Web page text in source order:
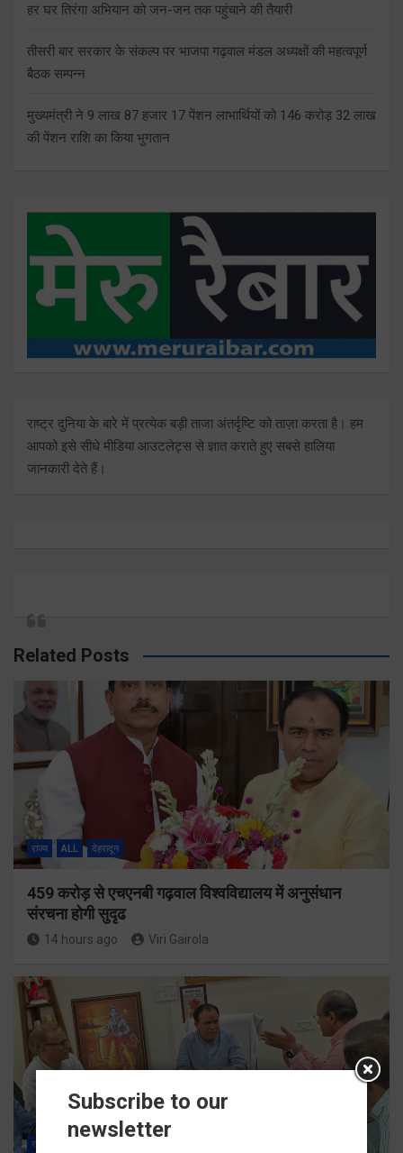
हर घर तिरंगा अभियान को जन-जन तक पहुंचाने की तैयारी
तीसरी बार सरकार के संकल्प पर भाजपा गढ़वाल मंडल अध्यक्षों की महत्वपूर्ण
बैठक सम्पन्न
मुख्यमंत्री ने 9 लाख 87 हजार 17 पेंशन लाभार्थियों को 146 करोड़ 32 लाख
की पेंशन राशि का किया भुगतान
राष्ट्र दुनिया के बारे में प्रत्येक बड़ी ताजा अंतर्दृष्टि को ताज़ा करता है। हम
आपको इसे सीधे मीडिया आउटलेट्स से ज्ञात कराते हुए सबसे हालिया
जानकारी देते हैं।
Related Posts
राज्य ALL देहरादून
459 करोड़ से एचएनबी गढ़वाल विश्वविद्यालय में अनुसंधान
संरचना होगी सुदृढ
14 hours ago Viri Gairola
राज्य
Subscribe to our
newsletter